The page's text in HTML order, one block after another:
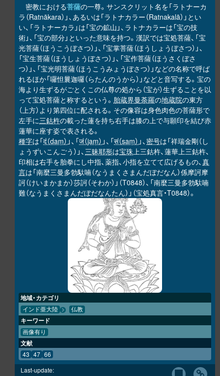
密教における菩薩の一尊。サンスクリット名を「ラトナーカ
ラ（Ratnākara）」、あるいは「ラトナカラー（Ratnakalā）」とい
い、「ラトナーカラ」は「宝の鉱山」、ラトナカラーは「宝の技
術」、「宝の部分」といった意味を持つ。漢訳では宝処菩薩、「宝
光菩薩（ほうこうぼさつ）」、「宝掌菩薩（ほうしょうぼさつ）」、
「宝生菩薩（ほうしょうぼさつ）」、「宝作菩薩（ほうさくぼさ
つ）」、「宝光明菩薩（ほうこうみょうぼさつ）」などの名称で呼ば
れるほか「囉怛曩迦囉（らたんのうから）」などと音写する。宝の
海より生ずるがごとくこの仏尊の処から（宝が）生ずることを以
って宝処菩薩と称するという。 胎蔵界曼荼羅の地蔵院の東方
（上方）より第四位に配される。その像容は身色肉色の菩薩形で
左手に三鈷杵の載った蓮を持ち右手は膝の上で与願印を結び赤
蓮華に座す姿で表される。
種字は「दं（daṃ） 」、「जं（jaṃ） 」、「सं（saṃ） 」、 密号は「祥瑞金剛（し
ょうずいこんごう）」、三昧耶形は宝珠上三鈷杵、蓮華上三鈷杵、
印相は右手を胎拳にし中指、薬指、小指を立てて広げるもの、真
言は「南麼三曼多勃馱喃（なうまくさまんだぼだなん）係摩訶摩
訶（けいまかまか）莎訶（そわか）」（T0848）、「南麼三曼多勃馱喃
難（なうまくさまんだぼだなんたん）」（宝処真言・T0848）。
地域・カテゴリ
インド亜大陸 仏教
キーワード
画像有り
文献
43 47 66
Last-update: